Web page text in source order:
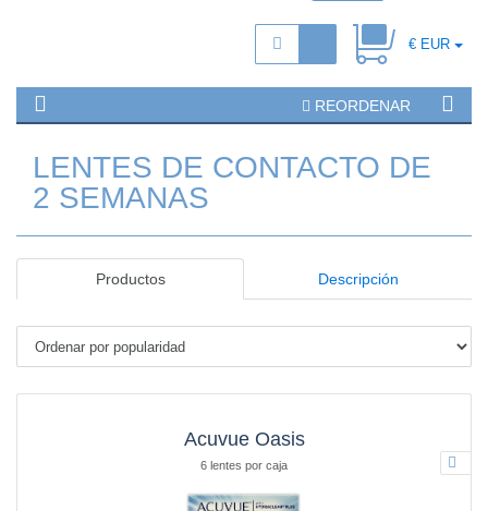
€ EUR
REORDENAR
LENTES DE CONTACTO DE
2 SEMANAS
Productos Descripción
Acuvue Oasis
6 lentes por caja